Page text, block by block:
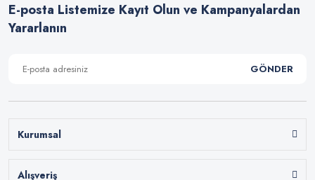
E-posta Listemize Kayıt Olun ve Kampanyalardan
Yararlanın
GÖNDER
Kurumsal
Alışveriş